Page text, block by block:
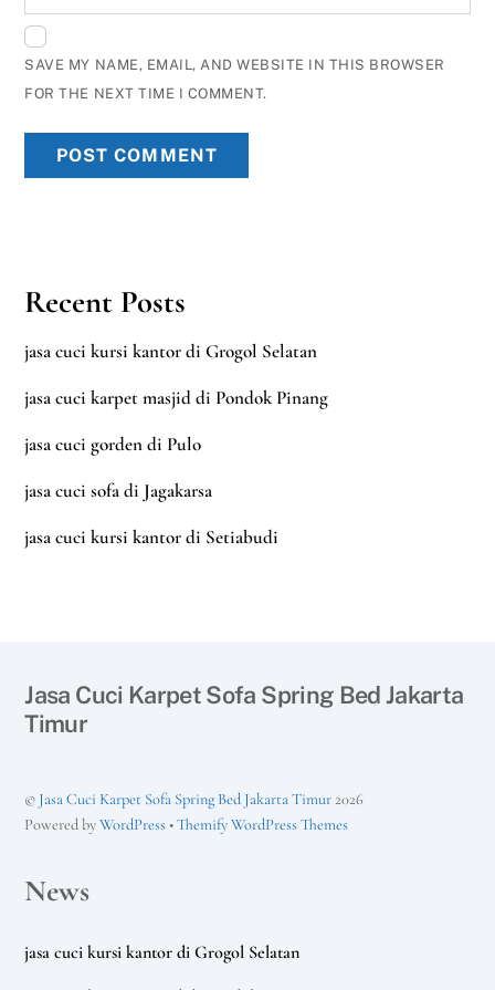
SAVE MY NAME, EMAIL, AND WEBSITE IN THIS BROWSER
FOR THE NEXT TIME I COMMENT.
Recent Posts
jasa cuci kursi kantor di Grogol Selatan
jasa cuci karpet masjid di Pondok Pinang
jasa cuci gorden di Pulo
jasa cuci sofa di Jagakarsa
jasa cuci kursi kantor di Setiabudi
Jasa Cuci Karpet Sofa Spring Bed Jakarta
Timur
© Jasa Cuci Karpet Sofa Spring Bed Jakarta Timur2026
Powered byWordPress •Themify WordPress Themes
News
jasa cuci kursi kantor di Grogol Selatan